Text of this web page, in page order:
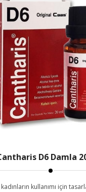
D6 Damla
kullanımı için